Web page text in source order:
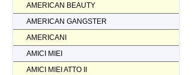
AMERICAN BEAUTY
AMERICAN GANGSTER
AMERICANI
AMICI MIEI
AMICI MIEI ATTO II